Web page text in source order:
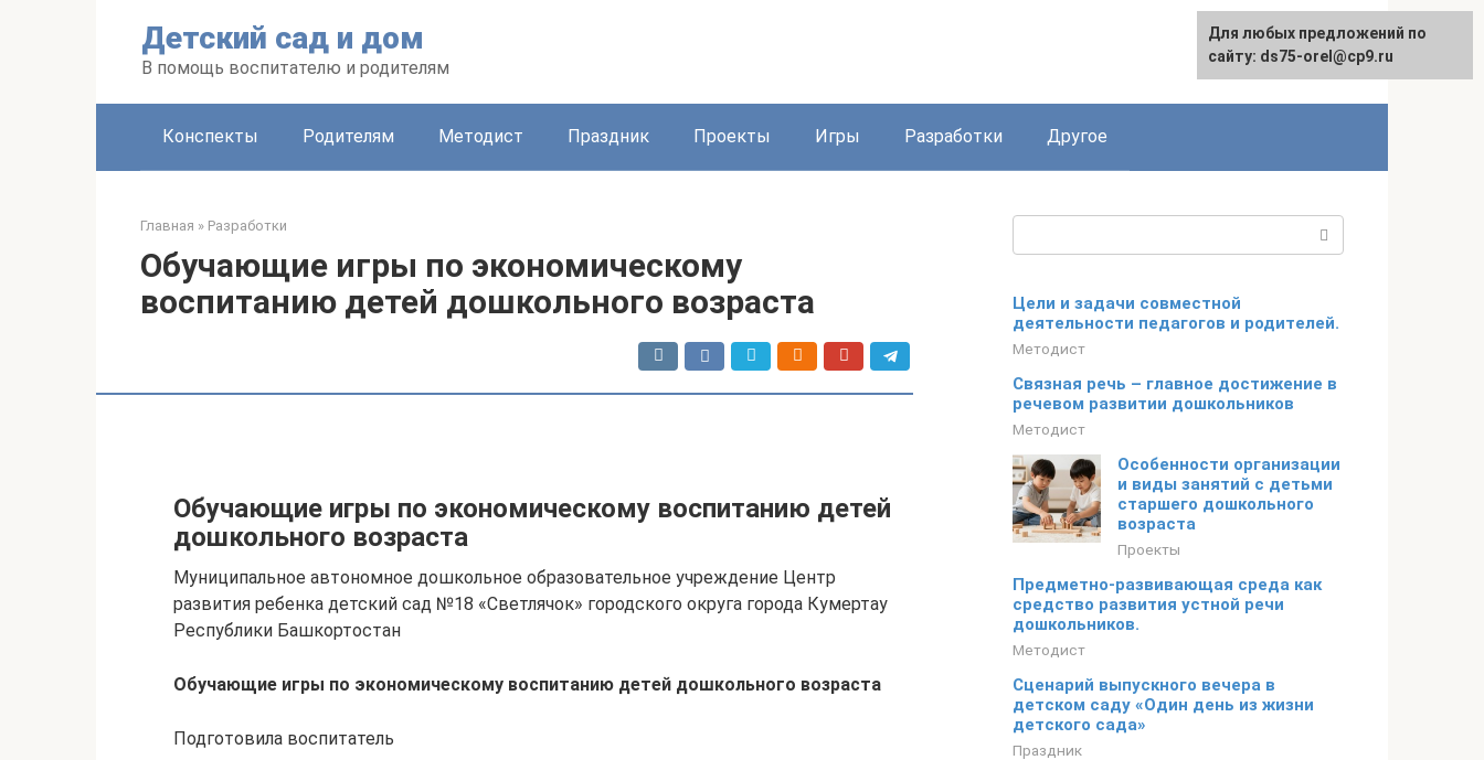
Детский сад и дом
В помощь воспитателю и родителям
Конспекты Родителям Методист Праздник Проекты Игры Разработки Другое
Главная » Разработки
Обучающие игры по экономическому
воспитанию детей дошкольного возраста
Обучающие игры по экономическому воспитанию детей
дошкольного возраста
Муниципальное автономное дошкольное образовательное учреждение Центр
развития ребенка детский сад №18 «Светлячок» городского округа города Кумертау
Республики Башкортостан
Обучающие игры по экономическому воспитанию детей дошкольного возраста
Подготовила воспитатель
Цели и задачи совместной
деятельности педагогов и родителей.
Методист
Связная речь – главное достижение в
речевом развитии дошкольников
Методист
Особенности организации
и виды занятий с детьми
старшего дошкольного
возраста
Проекты
Предметно-развивающая среда как
средство развития устной речи
дошкольников.
Методист
Сценарий выпускного вечера в
детском саду «Один день из жизни
детского сада»
Праздник
Для любых предложений по
сайту: ds75-orel@cp9.ru